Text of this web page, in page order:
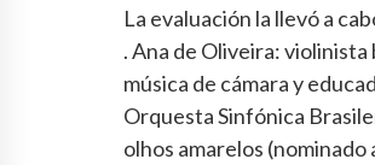
La evaluación la llevó a
. Ana de Oliveira:
música de cámara y
Orquesta Sinfónica
olhos amarelos